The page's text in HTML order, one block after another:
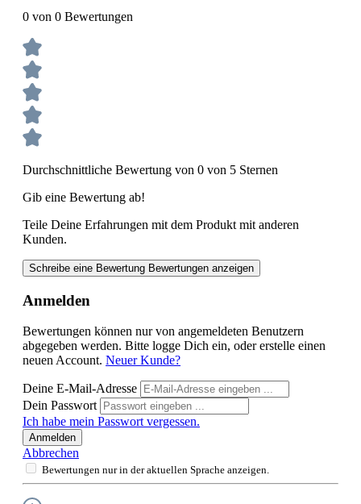
0 von 0 Bewertungen
Durchschnittliche Bewertung von 0 von 5 Sternen
Gib eine Bewertung ab!
Teile Deine Erfahrungen mit dem Produkt mit anderen
Kunden.
Schreibe eine Bewertung Bewertungen anzeigen
Anmelden
Bewertungen können nur von angemeldeten Benutzern
abgegeben werden. Bitte logge Dich ein, oder erstelle einen
neuen Account. Neuer Kunde?
Deine E-Mail-Adresse
Dein Passwort
Ich habe mein Passwort vergessen.
Anmelden
Abbrechen
Bewertungen nur in der aktuellen Sprache anzeigen.